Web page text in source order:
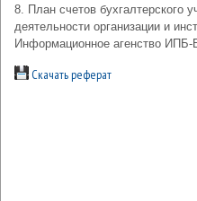
8. План счетов бухгалтерского
деятельности организации и
Информационное агенство
Скачать реферат